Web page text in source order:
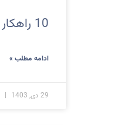
10 راهکار ساده برای کاهش مصرف برق خانه
ادامه مطلب »
29 دی, 1403